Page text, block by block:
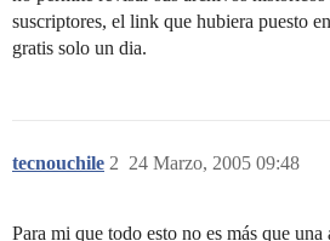
suscriptores, el link que hubiera puesto
gratis solo un dia.
tecnouchile 24 Marzo, 2005 09:48
2
Para mi que todo esto no es más que